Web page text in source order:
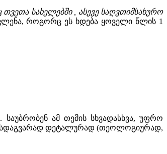
სახელებში , ასევე საღვთიმსახურო
როგორც ეს ხდება ყოველი წლის 1
ამ თემის სხვადასხვა, უფრო
დეტალურად (თეოლოგიურად,